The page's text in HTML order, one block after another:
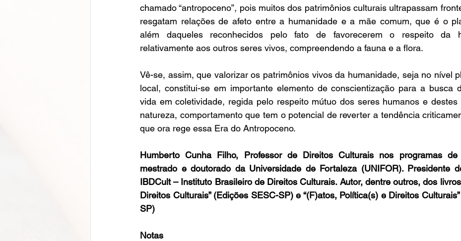
chamado “antropoceno”, pois muitos dos patrimônios culturais ultrapassam
resgatam relações de afeto entre a humanidade e a mãe comum, que é o
além daqueles reconhecidos pelo fato de favorecerem o respeito da
relativamente aos outros seres vivos, compreendendo a fauna e a flora.
Vê-se, assim, que valorizar os patrimônios vivos da humanidade, seja no nível
local, constitui-se em importante elemento de conscientização para a busca
vida em coletividade, regida pelo respeito mútuo dos seres humanos e
natureza, comportamento que tem o potencial de reverter a tendência
que ora rege essa Era do Antropoceno.
Humberto Cunha Filho, Professor de Direitos Culturais nos programas de
mestrado e doutorado da Universidade de Fortaleza (UNIFOR). Presidente
IBDCult – Instituto Brasileiro de Direitos Culturais. Autor, dentre outros, dos livros
Direitos Culturais” (Edições SESC-SP) e “(F)atos, Política(s) e Direitos
SP)
Notas